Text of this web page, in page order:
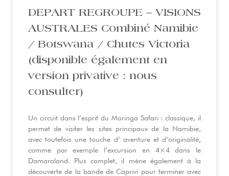
DEPART REGROUPE – VISIONS
AUSTRALES Combiné Namibie
/ Botswana / Chutes Victoria
(disponible également en
version privative : nous
consulter)
Un circuit dans l’esprit du Moringa Safari : classique, il
permet de visiter les sites principaux de la Namibie,
avec toutefois une touche d’ aventure et d’originalité,
comme par exemple l’excursion en 4×4 dans le
Damaraland. Plus complet, il mène également à la
découverte de la bande de Caprivi pour terminer avec